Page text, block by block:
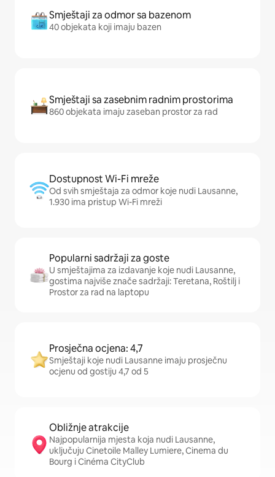
Smještaji za odmor sa bazenom
40 objekata koji imaju bazen
Smještaji sa zasebnim radnim prostorima
860 objekata imaju zaseban prostor za rad
Dostupnost Wi-Fi mreže
Od svih smještaja za odmor koje nudi Lausanne,
1.930 ima pristup Wi-Fi mreži
Popularni sadržaji za goste
U smještajima za izdavanje koje nudi Lausanne,
gostima najviše znače sadržaji: Teretana, Roštilj i
Prostor za rad na laptopu
Prosječna ocjena: 4,7
Smještaji koje nudi Lausanne imaju prosječnu
ocjenu od gostiju 4,7 od 5
Obližnje atrakcije
Najpopularnija mjesta koja nudi Lausanne,
uključuju Cinetoile Malley Lumiere, Cinema du
Bourg i Cinéma CityClub